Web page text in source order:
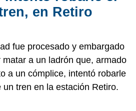
en Retiro
fue procesado y embargado
a un ladrón que, armado
a un cómplice, intentó robarle
tren en la estación Retiro.